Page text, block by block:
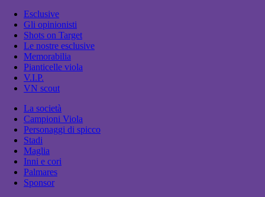
Esclusive
Gli opinionisti
Shots on Target
Le nostre esclusive
Memorabilia
Pianticelle viola
V.I.P.
VN scout
La società
Campioni Viola
Personaggi di spicco
Stadi
Maglia
Inni e cori
Palmares
Sponsor